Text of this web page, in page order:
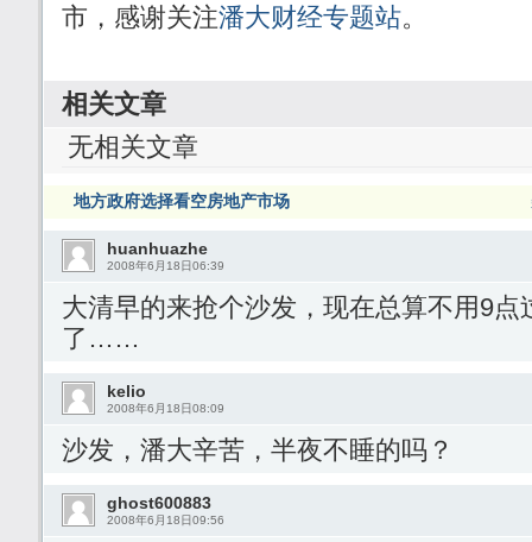
市，感谢关注潘大财经专题站。
相关文章
无相关文章
地方政府选择看空房地产市场
huanhuazhe
2008年6月18日06:39
大清早的来抢个沙发，现在总算不用9点
了……
kelio
2008年6月18日08:09
沙发，潘大辛苦，半夜不睡的吗？
ghost600883
2008年6月18日09:56